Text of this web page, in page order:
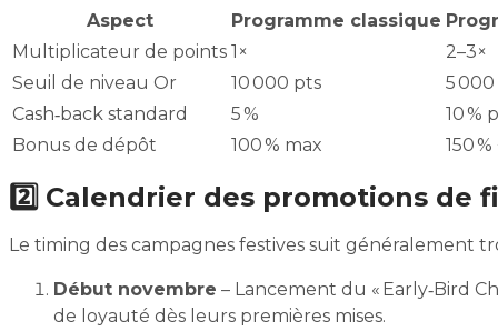
Aspect Programme classique
Multiplicateur de points 1×
2–3×
Seuil de niveau Or
10 000 pts
5
Cash‑back standard
5 %
10 %
Bonus de dépôt
100 % max 150
2️⃣ Calendrier des promotions de
Le timing des campagnes festives suit généralement
Début novembre – Lancement du « Early‑Bird
de loyauté dès leurs premières mises.